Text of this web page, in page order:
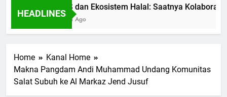
HEADLINES
MES dan Ekosistem Halal: Saatnya Kolaborasi
3 Hari Ago
Home
Kanal Home
Makna Pangdam Andi Muhammad Undang Komunitas
Salat Subuh ke Al Markaz Jend Jusuf